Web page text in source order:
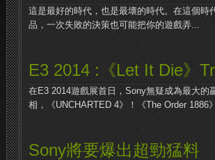
這是最好的時代，也是最壞的時代。在這個
品，一次失敗的決策也可能把你的遊戲弄...
E3 2014 :《Let It Die》
在E3 2014遊戲展首日，Sony無疑成為最大
相，《UNCHARTED 4》！《The Order 1886
Sony將要爆出超勁猛料